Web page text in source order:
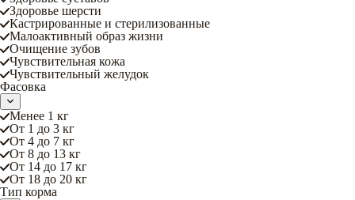
Здоровье шерсти
Кастрированные и стерилизованные
Малоактивный образ жизни
Очищение зубов
Чувствительная кожа
Чувствительный желудок
Фасовка
Менее 1 кг
От 1 до 3 кг
От 4 до 7 кг
От 8 до 13 кг
От 14 до 17 кг
От 18 до 20 кг
Тип корма